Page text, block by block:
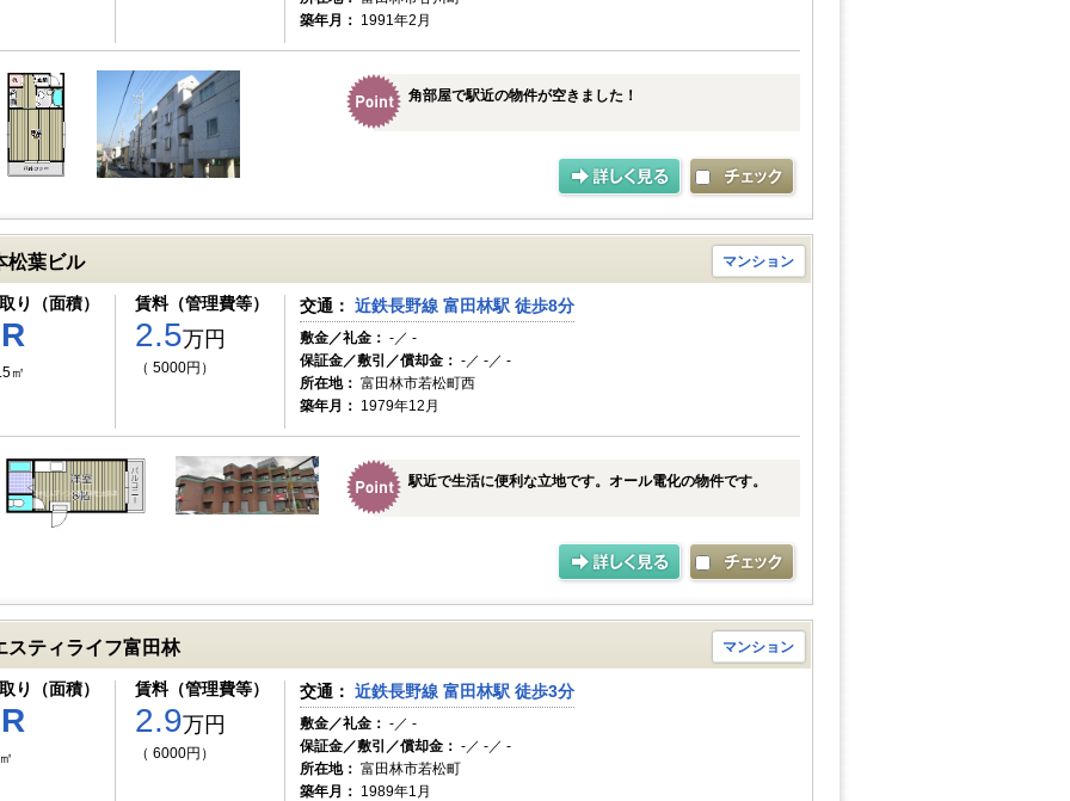
築年月： 1991年2月
角部屋で駅近の物件が空きました！
松葉ビル マンション
り（面積）
㎡
賃料（管理費等）
2.5万円
（ 5000円）
交通： 近鉄長野線 富田林駅 徒歩8分
敷金／礼金： -／ -
保証金／敷引／償却金： -／ -／ -
所在地： 富田林市若松町西
築年月： 1979年12月
駅近で生活に便利な立地です。オール電化の物件です。
スティライフ富田林 マンション
り（面積） 賃料（管理費等）
2.9万円
（ 6000円）
交通： 近鉄長野線 富田林駅 徒歩3分
敷金／礼金： -／ -
保証金／敷引／償却金： -／ -／ -
所在地： 富田林市若松町
築年月： 1989年1月